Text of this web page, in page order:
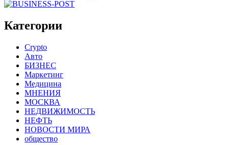
Категории
Crypto
Авто
БИЗНЕС
Маркетинг
Медицина
МНЕНИЯ
МОСКВА
НЕДВИЖИМОСТЬ
НЕФТЬ
НОВОСТИ МИРА
общество